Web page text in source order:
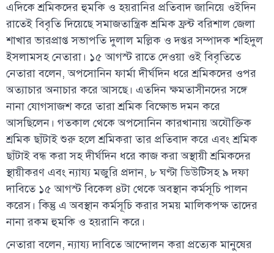
এদিকে শ্রমিকদের হুমকি ও হয়রানির প্রতিবাদ জানিয়ে ওইদিন
রাতেই বিবৃতি দিয়েছে সমাজতান্ত্রিক শ্রমিক ফ্রন্ট বরিশাল জেলা
শাখার ভারপ্রাপ্ত সভাপতি দুলাল মল্লিক ও দপ্তর সম্পাদক শহিদুল
ইসলামসহ নেতারা। ১৫ আগস্ট রাতে দেওয়া ওই বিবৃতিতে
নেতারা বলেন, অপসোনিন ফার্মা দীর্ঘদিন ধরে শ্রমিকদের ওপর
অত্যাচার অনাচার করে আসছে। এতদিন ক্ষমতাসীনদের সঙ্গে
নানা যোগসাজশ করে তারা শ্রমিক বিক্ষোভ দমন করে
আসছিলেন। গতকাল থেকে অপসোনিন কারখানায় অযৌক্তিক
শ্রমিক ছাঁটাই শুরু হলে শ্রমিকরা তার প্রতিবাদ করে এবং শ্রমিক
ছাঁটাই বন্ধ করা সহ দীর্ঘদিন ধরে কাজ করা অস্থায়ী শ্রমিকদের
স্থায়ীকরণ এবং ন্যায্য মজুরি প্রদান, ৮ ঘণ্টা ডিউটিসহ ৯ দফা
দাবিতে ১৫ আগস্ট বিকেল ৪টা থেকে অবস্থান কর্মসূচি পালন
করেস। কিন্তু এ অবস্থান কর্মসূচি করার সময় মালিকপক্ষ তাদের
নানা রকম হুমকি ও হয়রানি করে।
নেতারা বলেন, ন্যায্য দাবিতে আন্দোলন করা প্রত্যেক মানুষের